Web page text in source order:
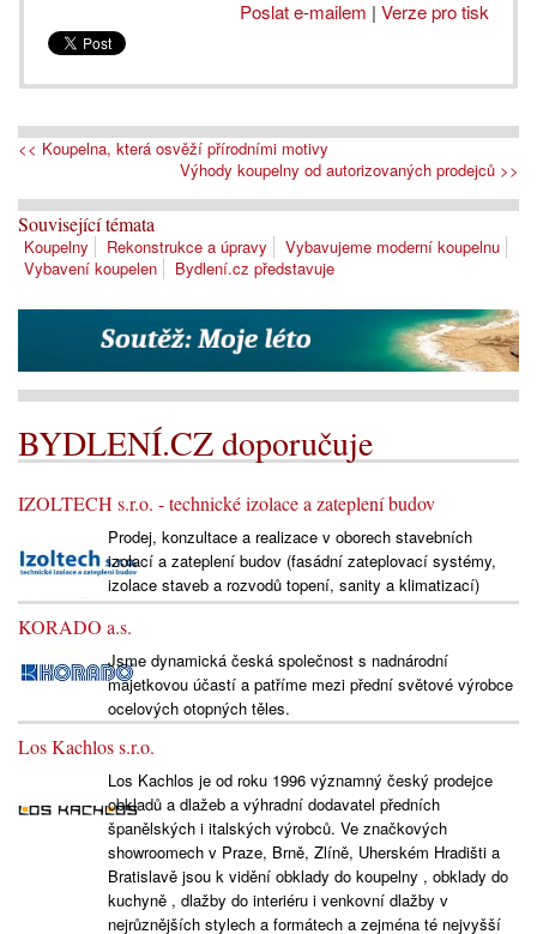
Poslat e-mailem | Verze pro tisk
<< Koupelna, která osvěží přírodními motivy
Výhody koupelny od autorizovaných prodejců >>
Související témata
Koupelny Rekonstrukce a úpravy
Vybavujeme moderní koupelnu
Vybavení koupelen
Bydlení.cz představuje
BYDLENÍ.CZ doporučuje
IZOLTECH s.r.o. - technické izolace a zateplení budov
Prodej, konzultace a realizace v oborech stavebních
izolací a zateplení budov (fasádní zateplovací systémy,
izolace staveb a rozvodů topení, sanity a klimatizací)
KORADO a.s.
Jsme dynamická česká společnost s nadnárodní
majetkovou účastí a patříme mezi přední světové výrobce
ocelových otopných těles.
Los Kachlos s.r.o.
Los Kachlos je od roku 1996 významný český prodejce
obkladů a dlažeb a výhradní dodavatel předních
španělských i italských výrobců. Ve značkových
showroomech v Praze, Brně, Zlíně, Uherském Hradišti a
Bratislavě jsou k vidění obklady do koupelny , obklady do
kuchyně , dlažby do interiéru i venkovní dlažby v
nejrůznějších stylech a formátech a zejména té nejvyšší